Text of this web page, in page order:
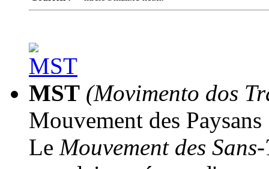
MST (Movimento dos
Mouvement des Paysans
Le Mouvement des